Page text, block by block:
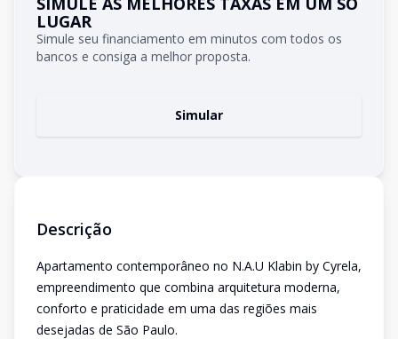
LUGAR
Simule seu financiamento em minutos com todos os
bancos e consiga a melhor proposta.
Simular
Descrição
Apartamento contemporâneo no N.A.U Klabin by Cyrela,
empreendimento que combina arquitetura moderna,
conforto e praticidade em uma das regiões mais
desejadas de São Paulo.